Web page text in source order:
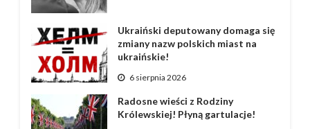
Ukraiński deputowany domaga się
zmiany nazw polskich miast na
ukraińskie!
6 sierpnia 2026
Radosne wieści z Rodziny
Królewskiej! Płyną gartulacje!